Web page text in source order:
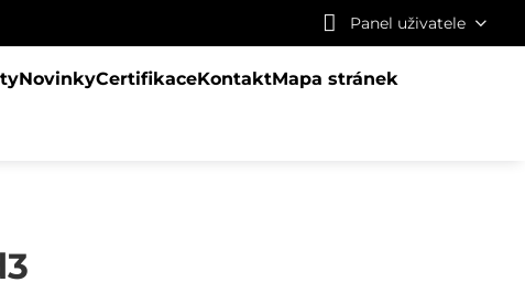
Panel uživatele
NovinkyCertifikaceKontaktMapa stránek